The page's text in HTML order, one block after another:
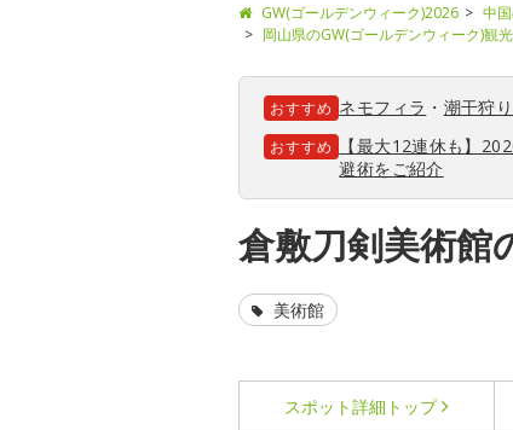
GW(ゴールデンウィーク)2026 中
岡山県のGW(ゴールデンウィーク)観
おすすめ ネモフィラ ・ 潮干狩り
おすすめ
【最大12連休も】
避術をご紹介
倉敷刀剣美術館
美術館
スポット詳細 トップ